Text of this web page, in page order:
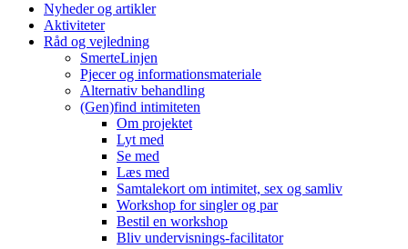
Nyheder og artikler
Aktiviteter
Råd og vejledning
SmerteLinjen
Pjecer og informationsmateriale
Alternativ behandling
(Gen)find intimiteten
Om projektet
Lyt med
Se med
Læs med
Samtalekort om intimitet, sex og samliv
Workshop for singler og par
Bestil en workshop
Bliv undervisnings-facilitator